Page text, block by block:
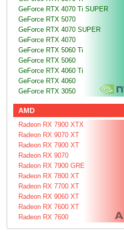
GeForce RTX 4070 Ti SUPER
GeForce RTX 5070
GeForce RTX 4070 SUPER
GeForce RTX 4070
GeForce RTX 5060 Ti
GeForce RTX 5060
GeForce RTX 4060 Ti
GeForce RTX 4060
GeForce RTX 3050
AMD
Radeon RX 7900 XTX
Radeon RX 9070 XT
Radeon RX 7900 XT
Radeon RX 9070
Radeon RX 7900 GRE
Radeon RX 7800 XT
Radeon RX 7700 XT
Radeon RX 9060 XT
Radeon RX 7600 XT
Radeon RX 7600